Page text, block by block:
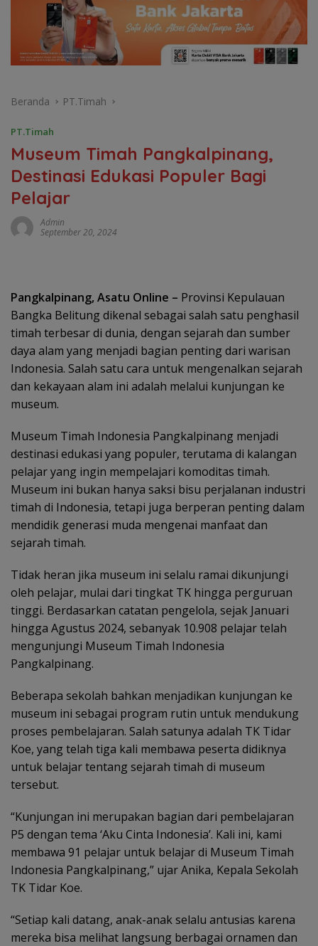
Beranda PT.Timah
PT.Timah
Museum Timah Pangkalpinang,
Destinasi Edukasi Populer Bagi
Pelajar
Admin
September 20, 2024
Pangkalpinang, Asatu Online – Provinsi Kepulauan
Bangka Belitung dikenal sebagai salah satu penghasil
timah terbesar di dunia, dengan sejarah dan sumber
daya alam yang menjadi bagian penting dari warisan
Indonesia. Salah satu cara untuk mengenalkan sejarah
dan kekayaan alam ini adalah melalui kunjungan ke
museum.
Museum Timah Indonesia Pangkalpinang menjadi
destinasi edukasi yang populer, terutama di kalangan
pelajar yang ingin mempelajari komoditas timah.
Museum ini bukan hanya saksi bisu perjalanan industri
timah di Indonesia, tetapi juga berperan penting dalam
mendidik generasi muda mengenai manfaat dan
sejarah timah.
Tidak heran jika museum ini selalu ramai dikunjungi
oleh pelajar, mulai dari tingkat TK hingga perguruan
tinggi. Berdasarkan catatan pengelola, sejak Januari
hingga Agustus 2024, sebanyak 10.908 pelajar telah
mengunjungi Museum Timah Indonesia
Pangkalpinang.
Beberapa sekolah bahkan menjadikan kunjungan ke
museum ini sebagai program rutin untuk mendukung
proses pembelajaran. Salah satunya adalah TK Tidar
Koe, yang telah tiga kali membawa peserta didiknya
untuk belajar tentang sejarah timah di museum
tersebut.
“Kunjungan ini merupakan bagian dari pembelajaran
P5 dengan tema ‘Aku Cinta Indonesia’. Kali ini, kami
membawa 91 pelajar untuk belajar di Museum Timah
Indonesia Pangkalpinang,” ujar Anika, Kepala Sekolah
TK Tidar Koe.
“Setiap kali datang, anak-anak selalu antusias karena
mereka bisa melihat langsung berbagai ornamen dan